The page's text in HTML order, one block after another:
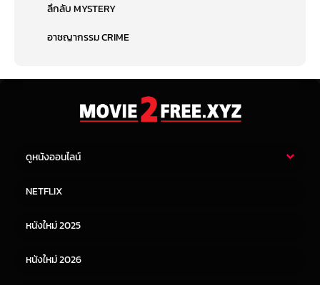
ลึกลับ MYSTERY
อาชญากรรม CRIME
ดูหนังออนไลน์
หนังจีน
NETFLIX
หนังใหม่ 2025
หนังใหม่ 2026